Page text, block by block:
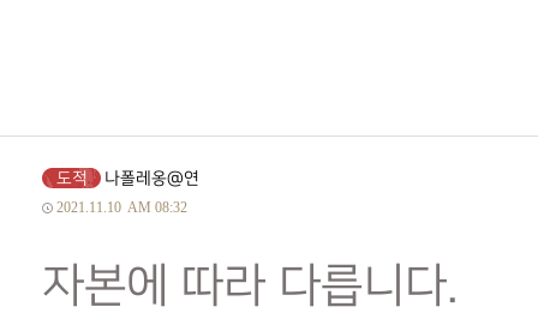
도적 나폴레옹@연
2021.11.10 AM 08:32
자본에 따라 다릅니다.